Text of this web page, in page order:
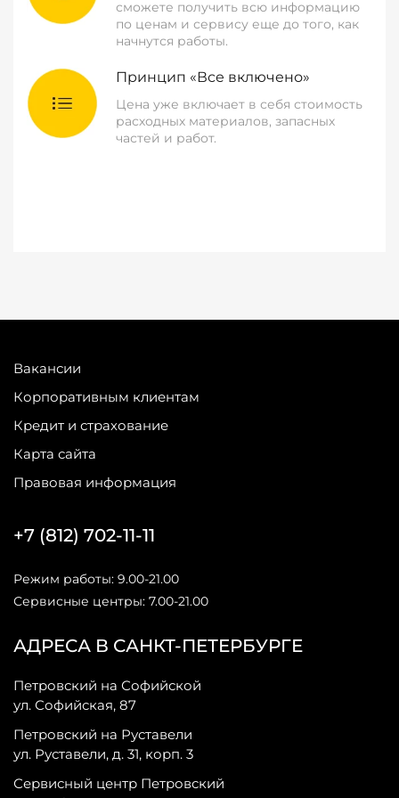
сможете получить всю информацию
по ценам и сервису еще до того, как
начнутся работы.
Принцип «Все включено»
Цена уже включает в себя стоимость
расходных материалов, запасных
частей и работ.
Вакансии
Корпоративным клиентам
Кредит и страхование
Карта сайта
Правовая информация
АДРЕСА В САНКТ-ПЕТЕРБУРГЕ
Петровский на Софийской
ул. Софийская, 87
Петровский на Руставели
ул. Руставели, д. 31, корп. 3
Сервисный центр Петровский
+7 (812) 702-11-11
Режим работы: 9.00-21.00
Сервисные центры: 7.00-21.00